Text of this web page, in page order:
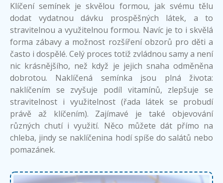
Klíčení semínek je skvělou formou, jak svému tělu
dodat vydatnou dávku prospěšných látek, a to
stravitelnou a využitelnou formou. Navíc je to i skvělá
forma zábavy a možnost rozšíření obzorů pro děti a
často i dospělé. Celý proces totiž zvládnou samy a není
nic krásnějšího, než když je jejich snaha odměněna
dobrotou. Naklíčená semínka jsou plná života:
naklíčením se zvyšuje podíl vitamínů, zlepšuje se
stravitelnost i využitelnost (řada látek se probudí
právě až klíčením). Zajímavé je také objevování
různých chutí i využití. Něco můžete dát přímo na
chleba, jindy se naklíčenina hodí spíše do salátů nebo
pomazánek.